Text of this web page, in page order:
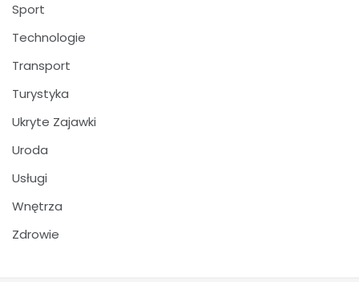
Sport
Technologie
Transport
Turystyka
Ukryte Zajawki
Uroda
Usługi
Wnętrza
Zdrowie